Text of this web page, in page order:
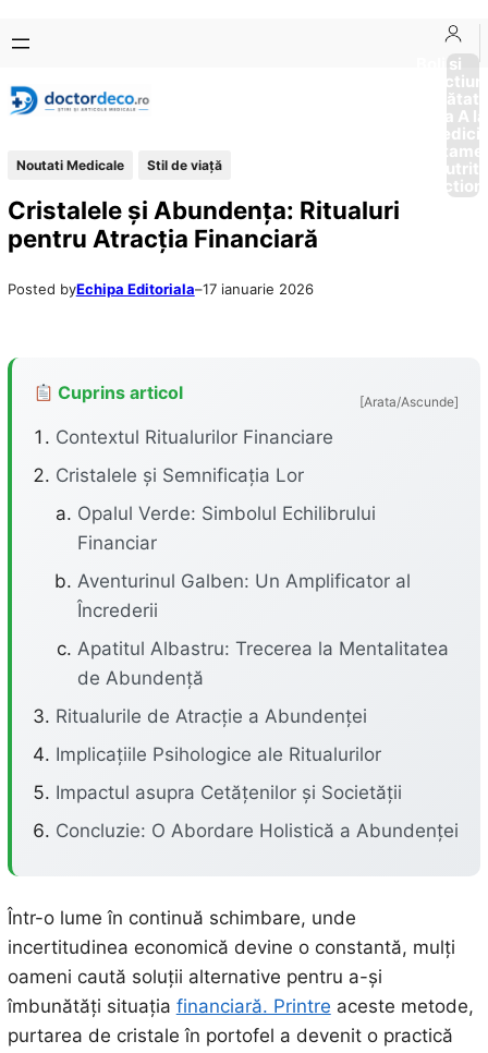
conținut
content
Boli si
Afectiuni
Sănătate
de la A
Noutati Medicale Stil de viaţă
Cristalele și Abundența: Ritualuri
pentru Atracția Financiară
Posted byEchipa Editoriala–17 ianuarie 2026
Cuprins articol [Arata/Ascunde]
Contextul Ritualurilor Financiare
Cristalele și Semnificația Lor
Opalul Verde: Simbolul Echilibrului
Financiar
Aventurinul Galben: Un Amplificator al
Încrederii
Apatitul Albastru: Trecerea la Mentalitatea
de Abundență
Ritualurile de Atracție a Abundenței
Implicațiile Psihologice ale Ritualurilor
Impactul asupra Cetățenilor și Societății
Concluzie: O Abordare Holistică a Abundenței
Într-o lume în continuă schimbare, unde
incertitudinea economică devine o constantă, mulți
oameni caută soluții alternative pentru a-și
îmbunătăți situația financiară. Printre aceste metode,
purtarea de cristale în portofel a devenit o practică